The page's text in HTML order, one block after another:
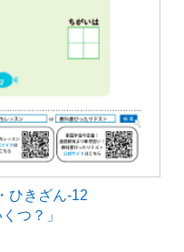
ひきざん-12
つ？」